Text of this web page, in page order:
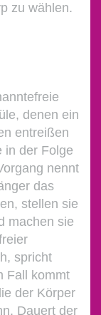
zu wählen.
denen ein
entreißen
in der Folge
nennt
das
stellen sie
machen sie
spricht
Fall kommt
der Körper
Dauert der